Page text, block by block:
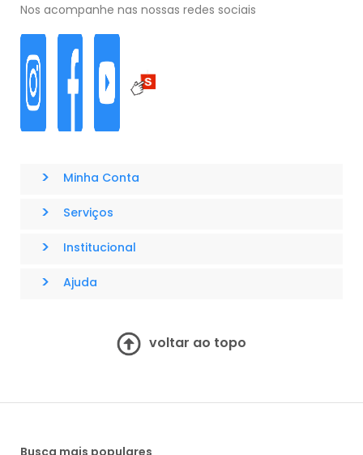
Nos acompanhe nas nossas redes sociais
> Minha Conta
> Serviços
> Institucional
> Ajuda
voltar ao topo
Busca mais populares